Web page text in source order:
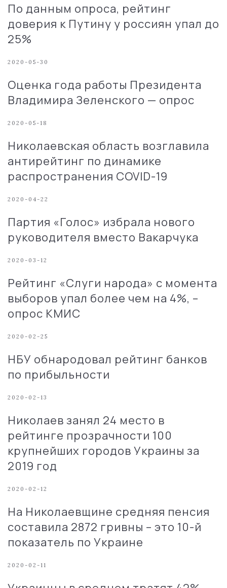
По данным опроса, рейтинг
доверия к Путину у россиян упал до
25%
2020-05-30
Оценка года работы Президента
Владимира Зеленского — опрос
2020-05-18
Николаевская область возглавила
антирейтинг по динамике
распространения COVID-19
2020-04-22
Партия «Голос» избрала нового
руководителя вместо Вакарчука
2020-03-12
Рейтинг «Слуги народа» с момента
выборов упал более чем на 4%, –
опрос КМИС
2020-02-25
НБУ обнародовал рейтинг банков
по прибыльности
2020-02-13
Николаев занял 24 место в
рейтинге прозрачности 100
крупнейших городов Украины за
2019 год
2020-02-12
На Николаевщине средняя пенсия
составила 2872 гривны – это 10-й
показатель по Украине
2020-02-11